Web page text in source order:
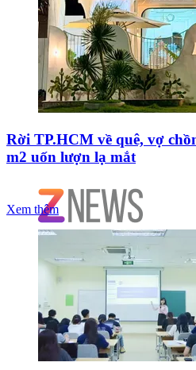
Rời TP.HCM về quê, vợ
m2 uốn lượn lạ mắt
Xem thêm